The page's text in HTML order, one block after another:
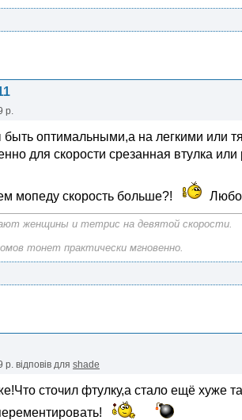
р.
оптимальными,а на легкими или
для скорости срезанная втулка
мопеду скорость больше?!
женщины и тетрис на девятой скорости.
тонет практически мгновенно.
р. відповів для shade
сточил фтулку,а стало ещё хуже